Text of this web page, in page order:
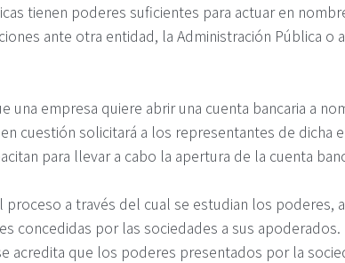
tienen poderes suficientes para actuar en
ante otra entidad, la Administración Pública o
una empresa quiere abrir una cuenta bancaria a
cuestión solicitará a los representantes de dicha
para llevar a cabo la apertura de la cuenta
proceso a través del cual se estudian los poderes,
concedidas por las sociedades a sus
acredita que los poderes presentados por la